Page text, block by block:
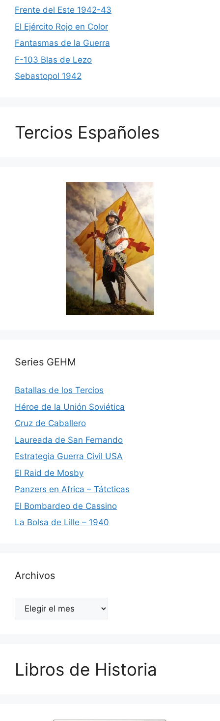
Frente del Este 1942-43
El Ejército Rojo en Color
Fantasmas de la Guerra
F-103 Blas de Lezo
Sebastopol 1942
Tercios Españoles
Series GEHM
Batallas de los Tercios
Héroe de la Unión Soviética
Cruz de Caballero
Laureada de San Fernando
Estrategia Guerra Civil USA
El Raid de Mosby
Panzers en Africa – Tátcticas
El Bombardeo de Cassino
La Bolsa de Lille – 1940
Archivos
Archivos
Libros de Historia